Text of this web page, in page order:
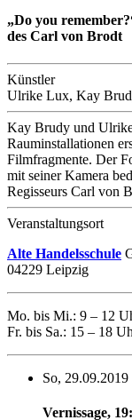
„Do you
des Carl von Brodt
Künstler
Ulrike Lux, Kay
Kay Brudy und
Rauminstallationen
Filmfragmente. Der
mit seiner Kamera
Regisseurs Carl von
Veranstaltungsort
Alte Handelsschule
04229 Leipzig
Mo. bis Mi.: 9 – 12
Fr. bis Sa.: 15 – 18
So, 29.09.2019
Vernissage,